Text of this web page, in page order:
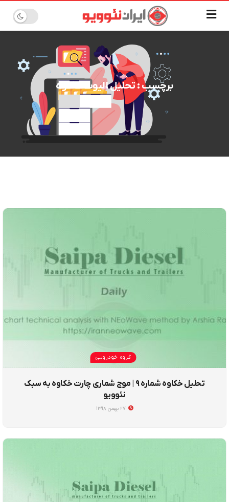
برچسب : تحلیل الیوت خکاوه
گروه خودرویی
تحلیل خکاوه شماره ۹ | موج شماری چارت خکاوه به سبک
نئوویو